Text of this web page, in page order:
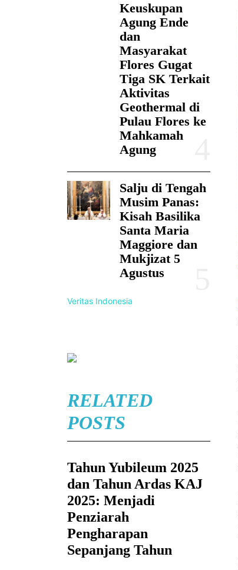
Keuskupan
Agung Ende
dan
Masyarakat
Flores Gugat
Tiga SK Terkait
Aktivitas
Geothermal di
Pulau Flores ke
Mahkamah
Agung
Salju di Tengah
Musim Panas:
Kisah Basilika
Santa Maria
Maggiore dan
Mukjizat 5
Agustus
Veritas Indonesia
RELATED
POSTS
Tahun Yubileum 2025
dan Tahun Ardas KAJ
2025: Menjadi
Penziarah
Pengharapan
Sepanjang Tahun